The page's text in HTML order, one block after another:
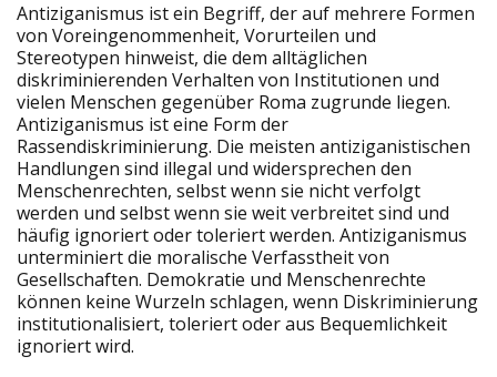
Antiziganismus ist ein Begriff, der auf mehrere Formen
von Voreingenommenheit, Vorurteilen und
Stereotypen hinweist, die dem alltäglichen
diskriminierenden Verhalten von Institutionen und
vielen Menschen gegenüber Roma zugrunde liegen.
Antiziganismus ist eine Form der
Rassendiskriminierung. Die meisten antiziganistischen
Handlungen sind illegal und widersprechen den
Menschenrechten, selbst wenn sie nicht verfolgt
werden und selbst wenn sie weit verbreitet sind und
häufig ignoriert oder toleriert werden. Antiziganismus
unterminiert die moralische Verfasstheit von
Gesellschaften. Demokratie und Menschenrechte
können keine Wurzeln schlagen, wenn Diskriminierung
institutionalisiert, toleriert oder aus Bequemlichkeit
ignoriert wird.